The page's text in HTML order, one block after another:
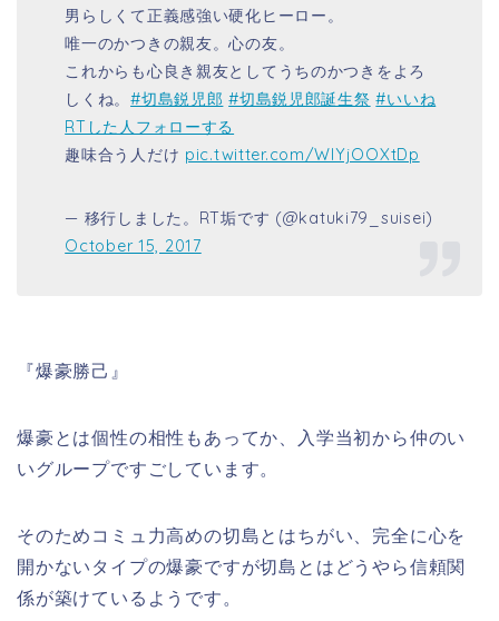
男らしくて正義感強い硬化ヒーロー。
唯一のかつきの親友。心の友。
これからも心良き親友としてうちのかつきをよろ
しくね。#切島鋭児郎 #切島鋭児郎誕生祭 #いいね
RTした人フォローする
趣味合う人だけ pic.twitter.com/WlYjOOXtDp
— 移行しました。RT垢です (@katuki79_suisei)
October 15, 2017
『爆豪勝己』
爆豪とは個性の相性もあってか、入学当初から仲のい
いグループですごしています。
そのためコミュ力高めの切島とはちがい、完全に心を
開かないタイプの爆豪ですが切島とはどうやら信頼関
係が築けているようです。